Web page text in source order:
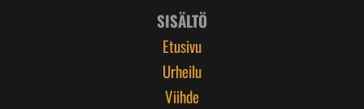
SISÄLTÖ
Etusivu
Urheilu
Viihde